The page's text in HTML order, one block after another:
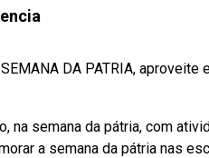
DA PATRIA, aproveite
semana da pátria, com
a semana da pátria nas